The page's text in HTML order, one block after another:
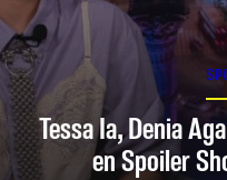
Tessa Ia, Denia
en Spoiler